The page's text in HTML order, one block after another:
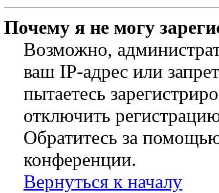
Почему я не могу
Возможно,
ваш IP-адрес или
пытаетесь
отключить
Обратитесь за
конференции.
Вернуться к началу